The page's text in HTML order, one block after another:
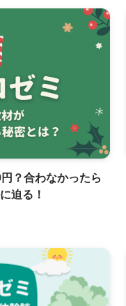
？合わなかったら
迫る！